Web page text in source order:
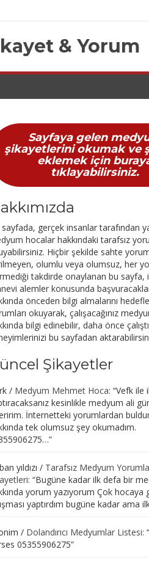
& Yorum
Sayfaya gelen
şikayetlerini okumak ve
eklemek için
tıklayabilirsiniz.
gerçek insanlar tarafından
hocalar hakkındaki tarafsız
Hiçbir şekilde sahte
olumlu veya olumsuz, her
takdirde onaylanan bu sayfa,
alemler konusunda
önceden bilgi almalarını
okuyarak, çalışacağınız
bilgi edinebilir, daha önce
bu sayfadan
Şikayetler
/ Medyum Mehmet Hoca: “Vefk ile
kesinlikle medyum ali
İnternetteki yorumlardan
tek olumsuz şey okumadım.
”
yıldızı / Tarafsız Medyum
: “Bugüne kadar ilk defa bir
yorum yazıyorum Çok hocaya
yaptırdım bugüne kadar ama
/ Dolandırıcı Medyumlar Listesi: “
05355906275”